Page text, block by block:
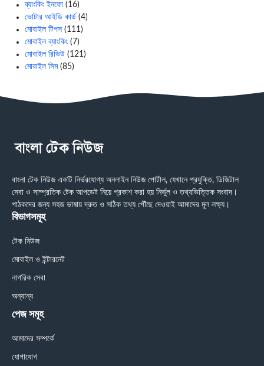
ব্যাংকিং ইনফো (16)
ভোটার আইডি কার্ড (4)
মোবাইল টিপস (111)
মোবাইল ব্যাংকিং (7)
মোবাইল রিভিউ (121)
মোবাইল সিম(85)
বাংলা টেক নিউজ একটি নির্ভরযোগ্য অনলাইন নিউজ পোর্টাল, যেখানে প্রযুক্তি, ডিজিটাল
সেবা ও সাম্প্রতিক টেক আপডেট নিয়ে প্রকাশ করা হয় নির্ভুল ও তথ্যভিত্তিক সংবাদ।
পাঠকদের জন্য সহজ ভাষায় দ্রুত ও সঠিক তথ্য পৌঁছে দেওয়াই আমাদের মূল লক্ষ্য।
বিভাগসমূহ
টেক নিউজ
মোবাইল ও ইন্টারনেট
নাগরিক সেবা
অন্যান্য
পেজ সমূহ
আমাদের সম্পর্কে
যোগাযোগ